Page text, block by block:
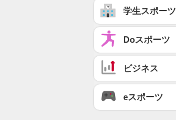
学生スポーツ
Doスポーツ
ビジネス
eスポーツ